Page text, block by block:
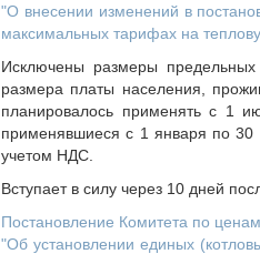
"О внесении изменений в
максимальных тарифах на
Исключены размеры
размера платы населения,
планировалось применять с 1
применявшиеся с 1 января по
учетом НДС.
Вступает в силу через 10 дней
Постановление Комитета по
"Об установлении единых